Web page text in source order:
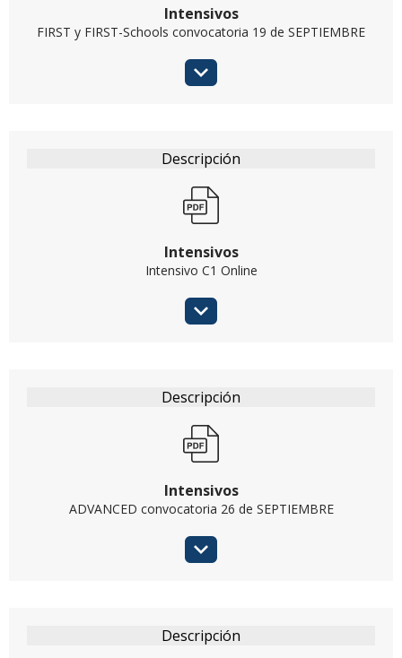
Intensivos
FIRST y FIRST-Schools convocatoria 19 de SEPTIEMBRE
Intensivos
Intensivo C1 Online
Intensivos
ADVANCED convocatoria 26 de SEPTIEMBRE